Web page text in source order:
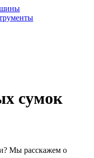
шины
сумок
Мы расскажем о